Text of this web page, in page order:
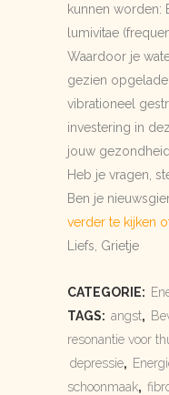
kunnen worden:
lumivitae
Waardoor je
gezien
vibrationeel
investering in
jouw
Heb je vragen,
Ben je
verder te kijken
Liefs, Grietje
CATEGORIE:
TAGS: angst,
resonantie voor
depressie,
schoonmaak,